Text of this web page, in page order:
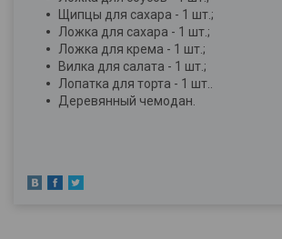
Щипцы для сахара - 1 шт.;
Ложка для сахара - 1 шт.;
Ложка для крема - 1 шт.;
Вилка для салата - 1 шт.;
Лопатка для торта - 1 шт..
Деревянный чемодан.